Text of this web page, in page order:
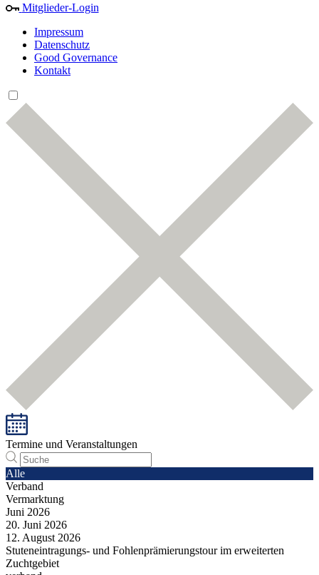
Mitglieder-Login
Impressum
Datenschutz
Good Governance
Kontakt
Termine und Veranstaltungen
Alle
Verband
Vermarktung
Juni 2026
20. Juni 2026
12. August 2026
Stuteneintragungs- und Fohlenprämierungstour im erweiterten
Zuchtgebiet